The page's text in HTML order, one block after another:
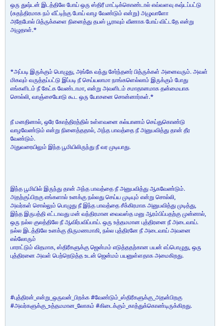
ஒரு துஷ்டன் இடத்திலே போய் ஒரு ஸ்திரீ மாட்டிக்கொண்டால் எவ்வளவு கஷ்டப்பட்டு
(சுதந்திரமாக நம் வீட்டிற்கு போய் வாழ வேண்டும் என்று) அழுவாளோ
அதேபோல் பித்ருக்களை நினைத்து தபஸ் பூராவும் வீணாக போய் விட்டதே என்று
அழுதாள்.*
*அப்படி இருக்கும் பொழுது, அங்கே வந்து சேர்ந்தனர் பித்ருக்கள் அனைவரும். அவள்
மிகவும் வருத்தப்பட்டு இப்படி நீ செய்யலாமா நாங்களெல்லாம் இருக்கும் போது
எங்களிடம் நீ கேட்க வேண்டாமா, என்று அவளிடம் சமாதானமாக தன்மையாக
சொல்லி, வாஞ்சையோடு கூட ஒரு யோசனை சொன்னார்கள்.*
நீ மனதினால், ஒரே கோத்திரத்தில் உள்ளவனை கல்யாணம் செய்துகொண்டு
வாழவேண்டும் என்று நினைத்ததால், அந்த பாவத்தை நீ அனுபவித்து தான் தீர
வேண்டும்.
அதுவரையிலும் இந்த பூமியிலிருந்து நீ வர முடியாது.
இந்த பூமியில் இருந்து தான் அந்த பாவத்தை நீ அனுபவித்து ஆகவேண்டும்.
அதற்குப்பிறகு எங்களால் உனக்கு நல்லது செய்ய முடியும் என்று சொல்லி,
அவர்கள் சொல்லும் பொழுது நீ இந்த பாவத்தை சீக்கிரமாக அனுபவித்து முடித்து,
இந்த இருபத்தி எட்டாவது மன் வந்திரமான வைவஸ்த மனு ஆரம்பிப்பதற்கு முன்னால்,
ஒரு நல்ல குலத்திலே நீ ஆவிர்பவிப்பாய். ஒரு உத்தமமான புத்திரனை நீ அடைவாய்.
நல்ல இடத்திலே உனக்கு திருமணமாகி, நல்ல புத்திரனே நீ அடைவாய் அவனை
எல்லோரும்
பாராட்டும் விதமாக, ஸ்திரீகளுக்கு ஜென்மம் எடுத்ததற்கான பயன் எப்பொழுது, ஒரு
புத்திரனை அவள் பெற்றெடுத்த உடன் ஜென்மம் பயனுள்ளதாக அமைகிறது.
#புத்திரன்_என்று_ஒருவன்_பிறக்க #வேண்டும்_ஸ்திரீகளுக்கு_அதன்பிறகு
#அவர்களுக்கு_உத்தமமான_லோகம் #கிடைக்கும்_காத்துக்கொண்டிருக்கிறது.